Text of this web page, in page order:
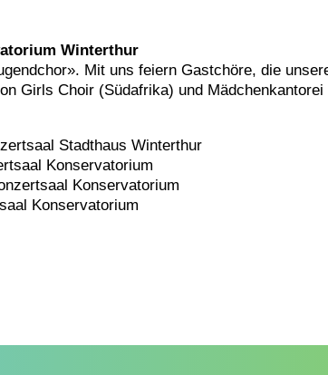
Winterthur
Mit uns feiern Gastchöre, die
Girls Choir (Südafrika) und
Stadthaus Winterthur
Konservatorium
Konservatorium
Konservatorium